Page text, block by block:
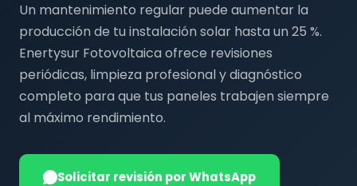
Un mantenimiento regular puede aumentar la
producción de tu instalación solar hasta un 25 %.
Enertysur Fotovoltaica ofrece revisiones
periódicas, limpieza profesional y diagnóstico
completo para que tus paneles trabajen siempre
al máximo rendimiento.
Solicitar revisión por WhatsApp